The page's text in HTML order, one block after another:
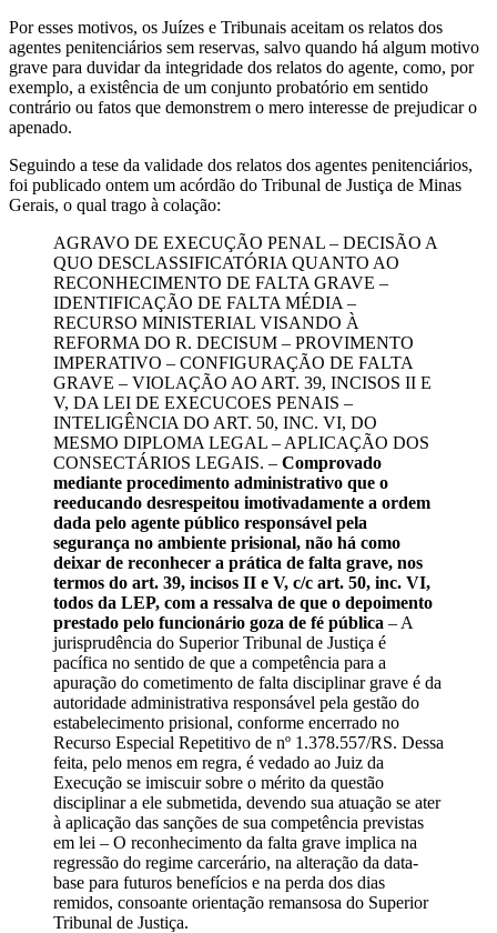
Por esses motivos, os Juízes e Tribunais aceitam os relatos dos
agentes penitenciários sem reservas, salvo quando há algum motivo
grave para duvidar da integridade dos relatos do agente, como, por
exemplo, a existência de um conjunto probatório em sentido
contrário ou fatos que demonstrem o mero interesse de prejudicar o
apenado.
Seguindo a tese da validade dos relatos dos agentes penitenciários,
foi publicado ontem um acórdão do Tribunal de Justiça de Minas
Gerais, o qual trago à colação:
AGRAVO DE EXECUÇÃO PENAL – DECISÃO A
QUO DESCLASSIFICATÓRIA QUANTO AO
RECONHECIMENTO DE FALTA GRAVE –
IDENTIFICAÇÃO DE FALTA MÉDIA –
RECURSO MINISTERIAL VISANDO À
REFORMA DO R. DECISUM – PROVIMENTO
IMPERATIVO – CONFIGURAÇÃO DE FALTA
GRAVE – VIOLAÇÃO AO ART. 39, INCISOS II E
V, DA LEI DE EXECUCOES PENAIS –
INTELIGÊNCIA DO ART. 50, INC. VI, DO
MESMO DIPLOMA LEGAL – APLICAÇÃO DOS
CONSECTÁRIOS LEGAIS. – Comprovado
mediante procedimento administrativo que o
reeducando desrespeitou imotivadamente a ordem
dada pelo agente público responsável pela
segurança no ambiente prisional, não há como
deixar de reconhecer a prática de falta grave, nos
termos do art. 39, incisos II e V, c/c art. 50, inc. VI,
todos da LEP, com a ressalva de que o depoimento
prestado pelo funcionário goza de fé pública – A
jurisprudência do Superior Tribunal de Justiça é
pacífica no sentido de que a competência para a
apuração do cometimento de falta disciplinar grave é da
autoridade administrativa responsável pela gestão do
estabelecimento prisional, conforme encerrado no
Recurso Especial Repetitivo de nº 1.378.557/RS. Dessa
feita, pelo menos em regra, é vedado ao Juiz da
Execução se imiscuir sobre o mérito da questão
disciplinar a ele submetida, devendo sua atuação se ater
à aplicação das sanções de sua competência previstas
em lei – O reconhecimento da falta grave implica na
regressão do regime carcerário, na alteração da data-
base para futuros benefícios e na perda dos dias
remidos, consoante orientação remansosa do Superior
Tribunal de Justiça.